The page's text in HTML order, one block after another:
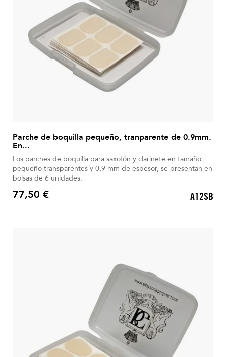
Parche de boquilla pequeño, tranparente de 0.9mm.
En...
Los parches de boquilla para saxofón y clarinete en tamaño
pequeño transparentes y 0,9 mm de espesor, se presentan en
bolsas de 6 unidades.
Precio
77,50 € A12SB